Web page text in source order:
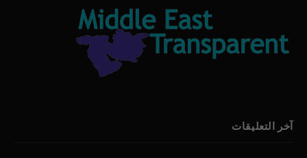
آخر التعليقات